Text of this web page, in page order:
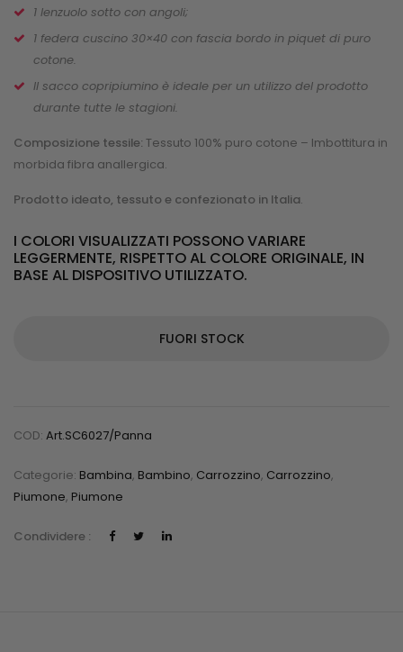
1 lenzuolo sotto con angoli;
1 federa cuscino 30×40 con fascia bordo in piquet di puro
cotone.
Il sacco copripiumino è ideale per un utilizzo del prodotto
durante tutte le stagioni.
Composizione tessile: Tessuto 100% puro cotone – Imbottitura in
morbida fibra anallergica.
Prodotto ideato, tessuto e confezionato in Italia.
I COLORI VISUALIZZATI POSSONO VARIARE
LEGGERMENTE, RISPETTO AL COLORE ORIGINALE, IN
BASE AL DISPOSITIVO UTILIZZATO.
FUORI STOCK
COD: Art.SC6027/panna
Categorie: Bambina, Bambino, Carrozzino, Carrozzino,
Piumone, Piumone
Condividere :